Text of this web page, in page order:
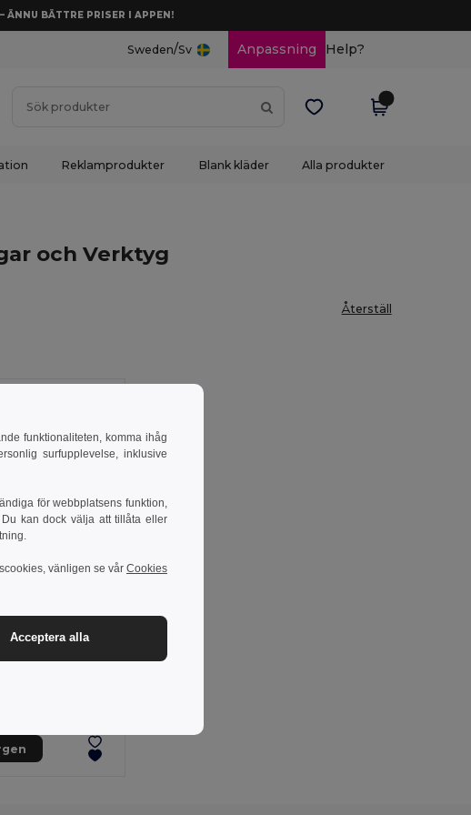
ÄNNU BÄTTRE PRISER I APPEN!
Sweden/Sv Anpassning Help?
Reklamprodukter Blank kläder Alla produkter
och Verktyg
Återställ
funktionaliteten, komma ihåg
surfupplevelse, inklusive
för webbplatsens funktion,
kan dock välja att tillåta eller
vänligen se vår Cookies
Acceptera alla